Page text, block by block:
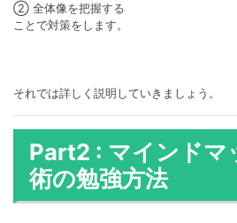
② 全体像を把握する
ことで対策をします。
それでは詳しく説明していきましょう。
Part2 : マインドマ
術の勉強方法